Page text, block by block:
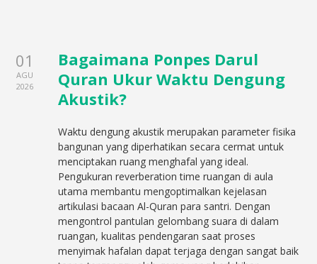
01
AGU
2026
Bagaimana Ponpes Darul
Quran Ukur Waktu Dengung
Akustik?
Waktu dengung akustik merupakan parameter fisika
bangunan yang diperhatikan secara cermat untuk
menciptakan ruang menghafal yang ideal.
Pengukuran reverberation time ruangan di aula
utama membantu mengoptimalkan kejelasan
artikulasi bacaan Al-Quran para santri. Dengan
mengontrol pantulan gelombang suara di dalam
ruangan, kualitas pendengaran saat proses
menyimak hafalan dapat terjaga dengan sangat baik